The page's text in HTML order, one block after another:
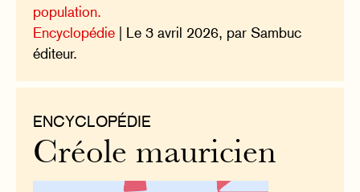
population.
Encyclopédie | Le 3 avril 2026, par Sambuc
éditeur.
ENCYCLOPÉDIE
Créole mauricien